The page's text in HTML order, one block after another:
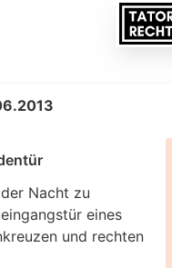
Nacht zu
eines
und rechten